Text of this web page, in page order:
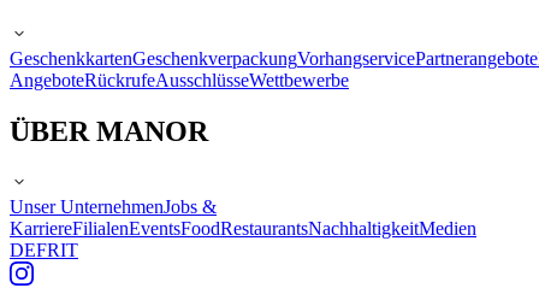
GeschenkkartenGeschenkverpackungVorhangservicePartnerangebote
AngeboteRückrufeAusschlüsseWettbewerbe
ÜBER MANOR
Unser UnternehmenJobs &
KarriereFilialenEventsFoodRestaurantsNachhaltigkeitMedien
DEFRIT